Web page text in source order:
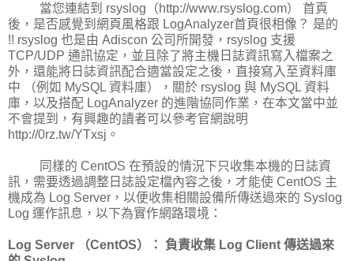
當您連結到 rsyslog（http://www.rsyslog.com） 首頁
後，是否感覺到網頁風格跟 LogAnalyzer首頁很相像？ 是的
!! rsyslog 也是由 Adiscon 公司所開發，rsyslog 支援
TCP/UDP 通訊協定，並且除了將主機日誌資訊寫入檔案之
外，還能將日誌資訊配合適當設定之後，直接寫入至資料庫
中 （例如 MySQL 資料庫），關於 rsyslog 與 MySQL 資料
庫，以及搭配 LogAnalyzer 的進階協同作業，在本文當中並
不會提到，有興趣的讀者可以參考官網說明
http://0rz.tw/YTxsj。
同樣的 CentOS 在預設的情況下只收集本機的日誌資
訊，需要透過調整日誌設定檔內容之後，才能使 CentOS 主
機成為 Log Server，以便收集相關設備所傳送過來的 Syslog
Log 運作訊息，以下為實作網路環境：
Log Server （CentOS）： 負責收集 Log Client 傳送過來